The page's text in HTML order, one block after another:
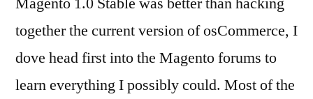
together the current version of osCommerce, I
dove head first into the Magento forums to
learn everything I possibly could. Most of the